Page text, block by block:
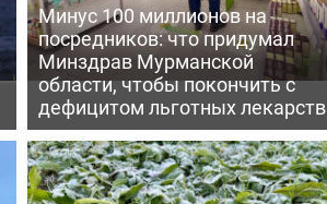
Минус 100 миллионов на
посредников: что придумал
Минздрав Мурманской
области, чтобы покончить с
дефицитом льготных лекарств